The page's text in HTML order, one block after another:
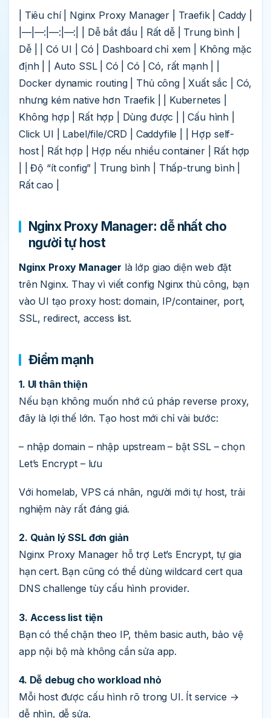
| Tiêu chí | Nginx Proxy Manager | Traefik | Caddy |
|—|—:|—:|—:| | Dễ bắt đầu | Rất dễ | Trung bình |
Dễ | | Có UI | Có | Dashboard chỉ xem | Không mặc
định | | Auto SSL | Có | Có | Có, rất mạnh | |
Docker dynamic routing | Thủ công | Xuất sắc | Có,
nhưng kém native hơn Traefik | | Kubernetes |
Không hợp | Rất hợp | Dùng được | | Cấu hình |
Click UI | Label/file/CRD | Caddyfile | | Hợp self-
host | Rất hợp | Hợp nếu nhiều container | Rất hợp
| | Độ “ít config” | Trung bình | Thấp-trung bình |
Rất cao |
Nginx Proxy Manager: dễ nhất cho
người tự host
Nginx Proxy Manager là lớp giao diện web đặt
trên Nginx. Thay vì viết config Nginx thủ công, bạn
vào UI tạo proxy host: domain, IP/container, port,
SSL, redirect, access list.
Điểm mạnh
1. UI thân thiện
Nếu bạn không muốn nhớ cú pháp reverse proxy,
đây là lợi thế lớn. Tạo host mới chỉ vài bước:
– nhập domain – nhập upstream – bật SSL – chọn
Let’s Encrypt – lưu
Với homelab, VPS cá nhân, người mới tự host, trải
nghiệm này rất đáng giá.
2. Quản lý SSL đơn giản
Nginx Proxy Manager hỗ trợ Let’s Encrypt, tự gia
hạn cert. Bạn cũng có thể dùng wildcard cert qua
DNS challenge tùy cấu hình provider.
3. Access list tiện
Bạn có thể chặn theo IP, thêm basic auth, bảo vệ
app nội bộ mà không cần sửa app.
4. Dễ debug cho workload nhỏ
Mỗi host được cấu hình rõ trong UI. Ít service →
dễ nhìn, dễ sửa.